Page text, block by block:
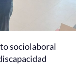
sociolaboral